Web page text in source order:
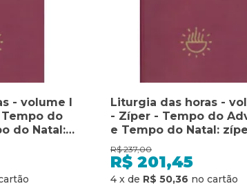
- volume I
do
do Natal:
e tempo
Liturgia das horas -
- Zíper - Tempo do
e Tempo do Natal:
Tempo do Advento e
do Natal
R$ 237,00
R$ 201,45
4 x de R$ 50,36